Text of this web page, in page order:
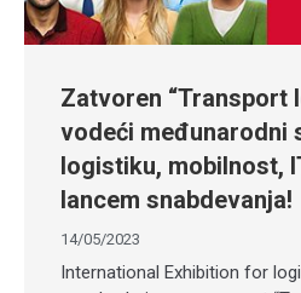
Zatvoren “Transport
vodeći međunarodni
logistiku, mobilnost,
lancem snabdevanja!
14/05/2023
International Exhibition for